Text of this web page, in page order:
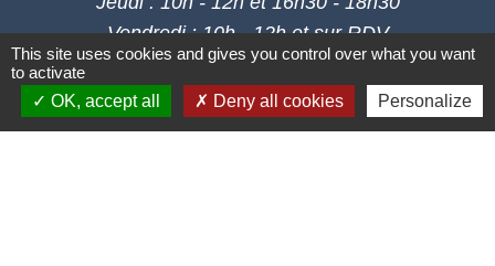
Vendredi : 10h - 12h et sur RDV
Adresse mail : contact@mairie-cuqtoulza.fr
This site uses cookies and gives you control over what you want
to activate
OK, accept all
Deny all cookies Personalize